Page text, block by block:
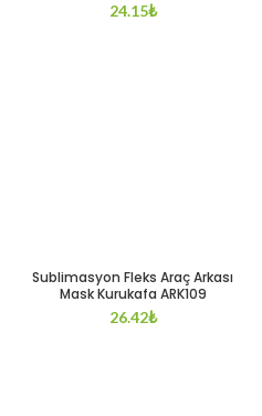
24.15₺
Sublimasyon Fleks Araç Arkası
Mask Kurukafa ARK109
26.42₺